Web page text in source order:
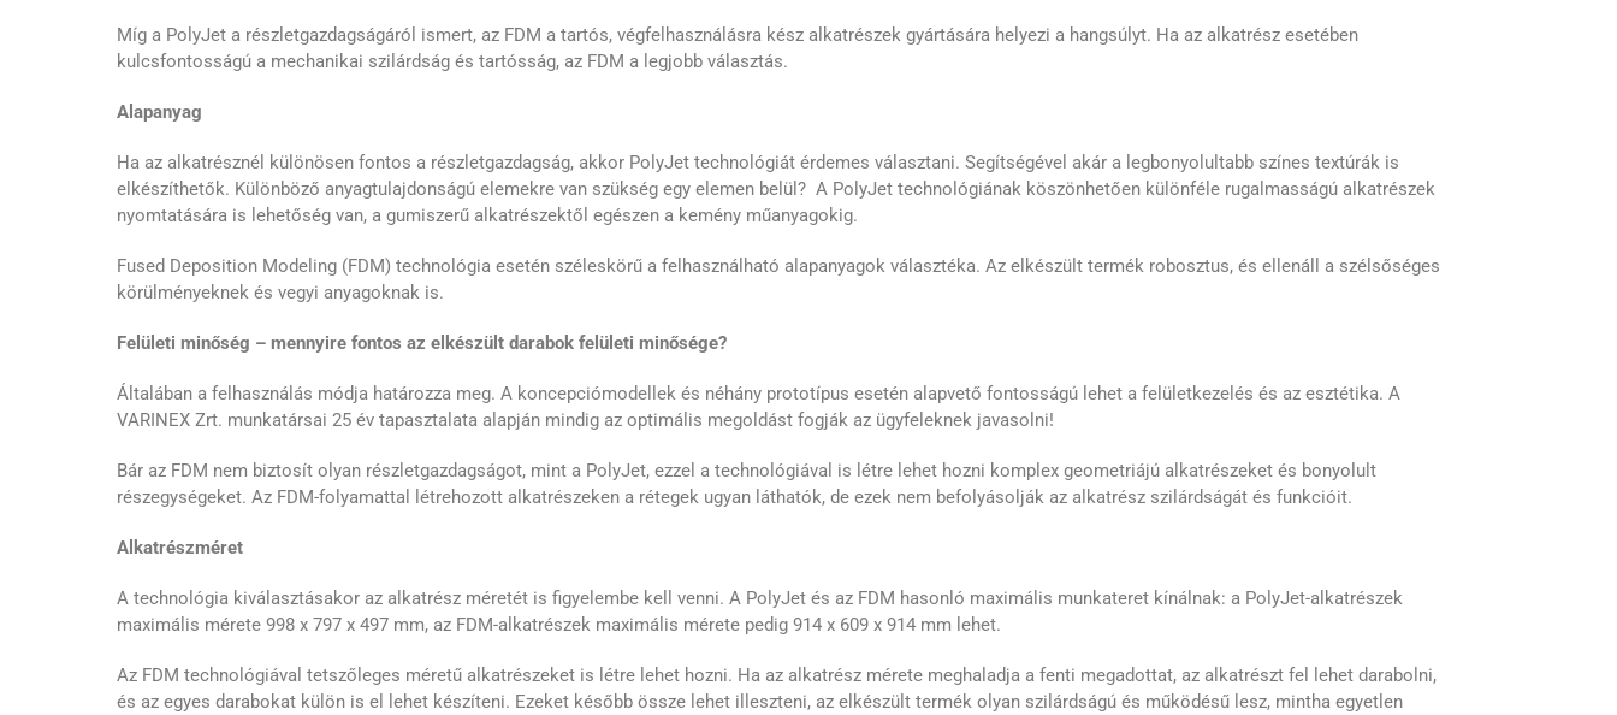
Míg a PolyJet a részletgazdagságáról ismert, az FDM a tartós, végfelhasználásra kész alkatrészek gyártására helyezi a hangsúlyt. Ha az alkatrész esetében
kulcsfontosságú a mechanikai szilárdság és tartósság, az FDM a legjobb választás.
Alapanyag
Ha az alkatrésznél különösen fontos a részletgazdagság, akkor PolyJet technológiát érdemes választani. Segítségével akár a legbonyolultabb színes textúrák is
elkészíthetők. Különböző anyagtulajdonságú elemekre van szükség egy elemen belül? A PolyJet technológiának köszönhetően különféle rugalmasságú alkatrészek
nyomtatására is lehetőség van, a gumiszerű alkatrészektől egészen a kemény műanyagokig.
Fused Deposition Modeling (FDM) technológia esetén széleskörű a felhasználható alapanyagok választéka. Az elkészült termék robosztus, és ellenáll a szélsőséges
körülményeknek és vegyi anyagoknak is.
Felületi minőség – mennyire fontos az elkészült darabok felületi minősége?
Általában a felhasználás módja határozza meg. A koncepciómodellek és néhány prototípus esetén alapvető fontosságú lehet a felületkezelés és az esztétika. A
VARINEX Zrt. munkatársai 25 év tapasztalata alapján mindig az optimális megoldást fogják az ügyfeleknek javasolni!
Bár az FDM nem biztosít olyan részletgazdagságot, mint a PolyJet, ezzel a technológiával is létre lehet hozni komplex geometriájú alkatrészeket és bonyolult
részegységeket. Az FDM-folyamattal létrehozott alkatrészeken a rétegek ugyan láthatók, de ezek nem befolyásolják az alkatrész szilárdságát és funkcióit.
Alkatrészméret
A technológia kiválasztásakor az alkatrész méretét is figyelembe kell venni. A PolyJet és az FDM hasonló maximális munkateret kínálnak: a PolyJet-alkatrészek
maximális mérete 998 x 797 x 497 mm, az FDM-alkatrészek maximális mérete pedig 914 x 609 x 914 mm lehet.
Az FDM technológiával tetszőleges méretű alkatrészeket is létre lehet hozni. Ha az alkatrész mérete meghaladja a fenti megadottat, az alkatrészt fel lehet darabolni,
és az egyes darabokat külön is el lehet készíteni. Ezeket később össze lehet illeszteni, az elkészült termék olyan szilárdságú és működésű lesz, mintha egyetlen